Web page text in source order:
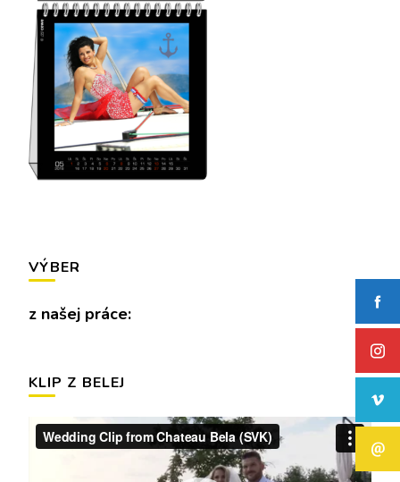
VÝBER
z našej práce:
KLIP Z BELEJ
Video
prehrávač